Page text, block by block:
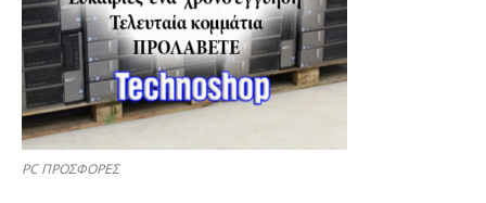
PC ΠΡΟΣΦΟΡΕΣ